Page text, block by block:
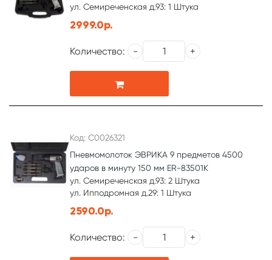
ул. Семиреченская д.93: 1 Штука
2999.0р.
Количество:
Код: С0026321
Пневмомолоток ЭВРИКА 9 предметов 4500
ударов в минуту 150 мм ER-83501K
ул. Семиреченская д.93: 2 Штука
ул. Ипподромная д.29: 1 Штука
2590.0р.
Количество: